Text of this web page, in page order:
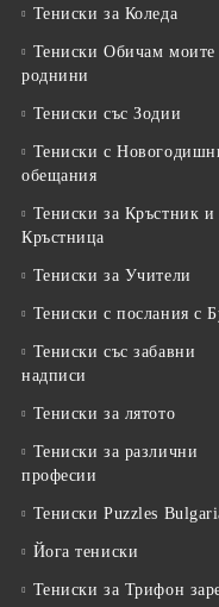
Тениски за Коледа
Тениски Обичам моите
роднини
Тениски със Зодии
Тениски с
обещания
Тениски за Кръстник и
Кръстница
Тениски за Учители
Тениски с послания с
Тениски със забавни
надписи
Тениски за лятото
Тениски за различни
професии
Тениски Puzzles
Йога тениски
Тениски за Трифон